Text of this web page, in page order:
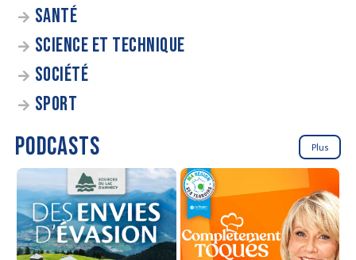
SANTÉ
SCIENCE ET TECHNIQUE
SOCIÉTÉ
SPORT
PODCASTS Plus